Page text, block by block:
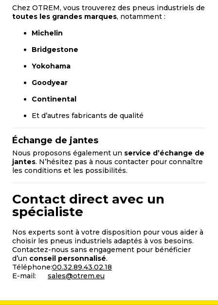
Chez OTREM, vous trouverez des pneus industriels de
toutes les grandes marques, notamment :
Michelin
Bridgestone
Yokohama
Goodyear
Continental
Et d’autres fabricants de qualité
Échange de jantes
Nous proposons également un service d’échange de
jantes. N’hésitez pas à nous contacter pour connaître
les conditions et les possibilités.
Contact direct avec un
spécialiste
Nos experts sont à votre disposition pour vous aider à
choisir les pneus industriels adaptés à vos besoins.
Contactez-nous sans engagement pour bénéficier
d’un conseil personnalisé.
Téléphone:00.32.89.43.02.18
E-mail: sales@otrem.eu